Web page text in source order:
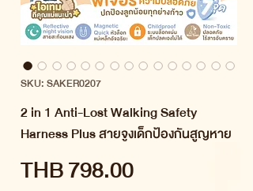
SKU: SAKER0207
2 in 1 Anti-Lost Walking Safety
Harness Plus สายจูงเด็กป้องกันสูญหาย
THB 798.00Price